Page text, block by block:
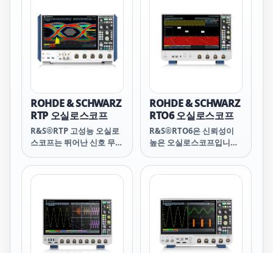
다.
Amplifier는 최대 20 W의
출력, 뛰어난 선형성과 노
이즈 특성으로 다양한 측정
셋업(예: 설계(DVT),
PVT(Product Validation
형 시스템으로 적합합니다.
R&S 발생기, 주파수 분석
기 또는 네트워크 분석기로
구성된 측정 환경에서 드라
이버 또는 부스터로 사용해
측정 신호를 증폭할 수 있
습니다. R&S®SAM100도
튜브 증폭기뿐만 아니라
Narrow-band 단일 증폭
셈블리의 대체 기기로도 적
합합니다.
리니어 클래스 A 증폭기이
며 9 kHz ~ 250 MHz 주파
수 대역에서 3 kW, 5 kW,
10 kW를 발생합니다. 이
기기는 수냉식, Solid
하며 조용하고 효율적입니
다. 모든 런타임 파라미터
를 정밀 모니터링하여 최대
한의 견고성과 신뢰성을 보
장합니다. 이 증폭기는 연
속 작동을 위해 설계되었으
며 부정합 조건에서도 정전
력을 제공합니다.
ROHDE & SCHWARZ
RTP 오실로스코프
R&S®RTP 고성능 오실로
스코프는 뛰어난 신호 무결
를 제공합니다. 맞춤형 프
런트엔드 ASIC과 실시간
폼팩터로 전례 없는 속도의
매우 정확한 측정을 구현합
니다.
ROHDE & SCHWARZ
RTO6 오실로스코프
R&S®RTO6은 신뢰성이
높은 오실로스코프입니다.
하도록 설계었으며 실험실
에 없어서는 안 될 정교한
를 신속하게 해결하고 예정
된 일정을 맞출 수 있도록
지원합니다. 엔지니어의 전
문지식을 구현한
R&S®RTO6 오실로스코프